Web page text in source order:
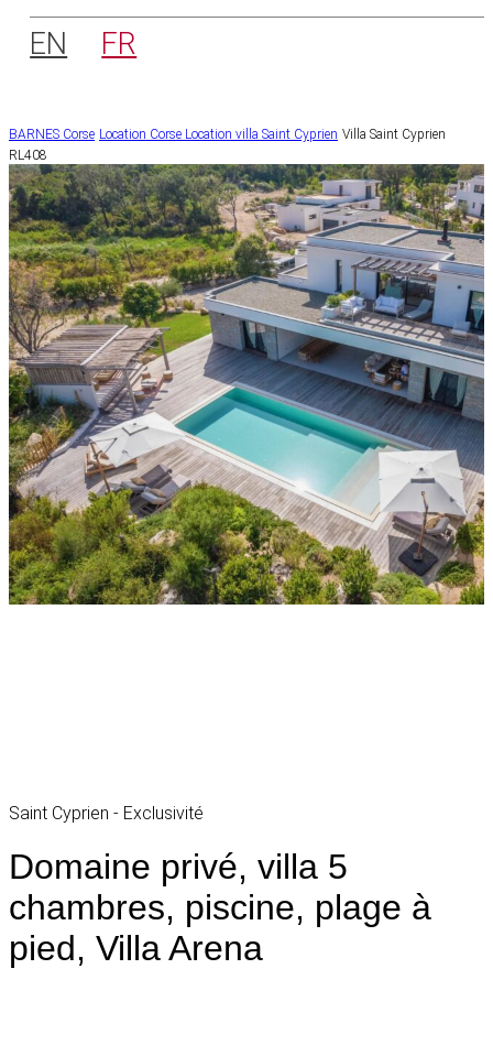
EN FR
BARNES Corse Location Corse Location villa Saint Cyprien Villa Saint Cyprien
RL408
Saint Cyprien - Exclusivité
Domaine privé, villa 5
chambres, piscine, plage à
pied, Villa Arena